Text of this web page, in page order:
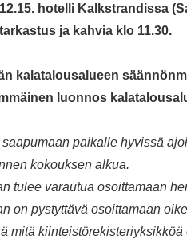
hotelli Kalkstrandissa
ja kahvia klo 11.30.
kalatalousalueen
luonnos
paikalle hyvissä
kokouksen alkua.
tulee varautua osoittamaan
on pystyttävä osoittamaan
mitä kiinteistörekisteriyksikköä